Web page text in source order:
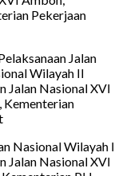
Pekerjaan
Jalan
Wilayah II
Jalan Nasional XVI
Nasional Wilayah I
Jalan Nasional XVI